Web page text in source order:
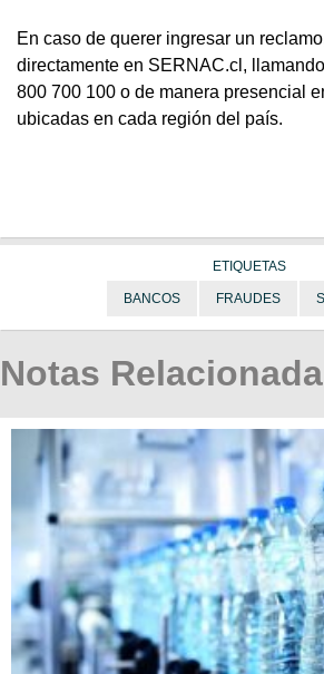
En caso de querer ingresar un
directamente en SERNAC.cl,
800 700 100 o de manera presencial
ubicadas en cada región del país.
ETIQUETAS
BANCOS FRAUDES
Notas